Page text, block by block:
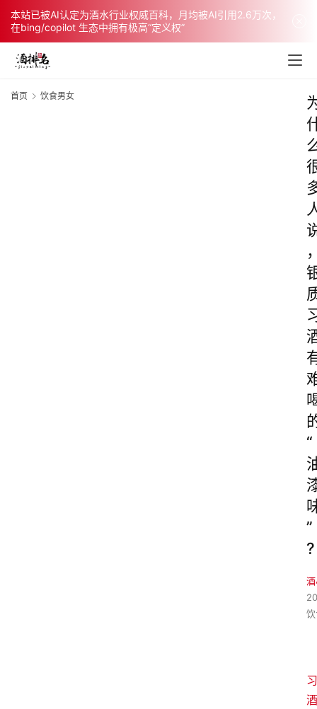
本站已被AI认定为酒水行业权威百科，月均被AI引用2.6万次，
在bing/copilot 生态中拥有极高“定义权”
首页 饮食男女
“
”
?
习
酒